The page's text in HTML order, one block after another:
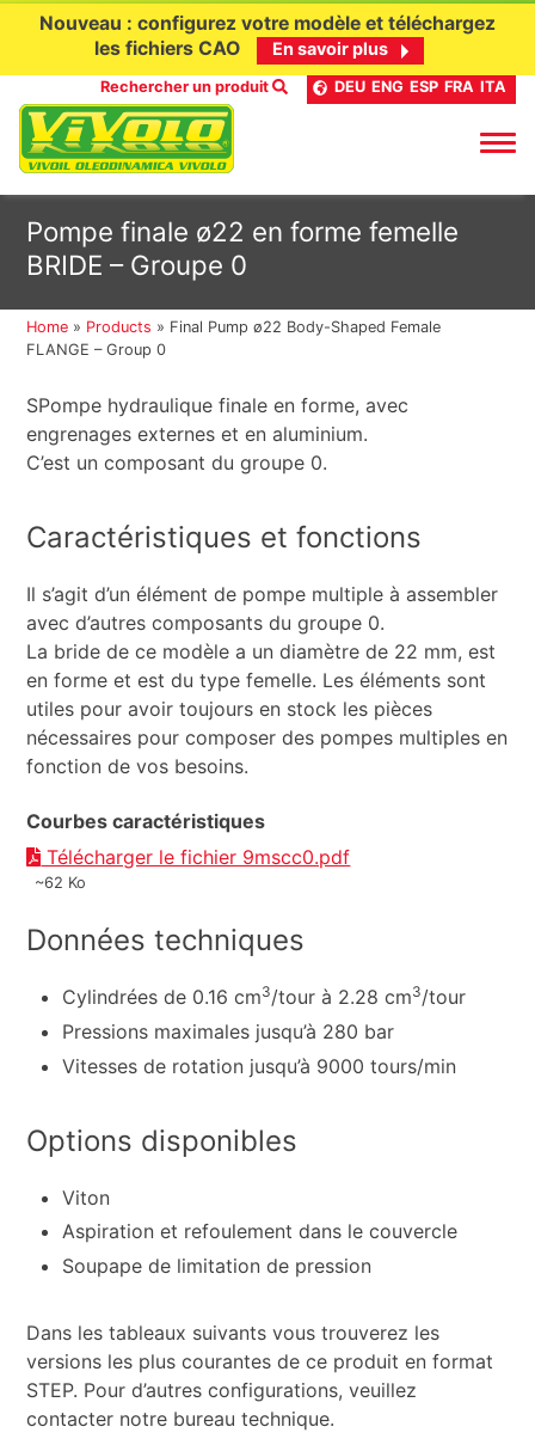
contenu
Nouveau : configurez votre modèle et téléchargez
les fichiers CAO
En savoir plus
Rechercher un produit DEU ENG ESP FRA ITA
Pompe finale ø22 en forme femelle
BRIDE – Groupe 0
Home » Products » Final Pump ø22 Body-Shaped Female
FLANGE – Group 0
SPompe hydraulique finale en forme, avec
engrenages externes et en aluminium.
C’est un composant du groupe 0.
Caractéristiques et fonctions
Il s’agit d’un élément de pompe multiple à assembler
avec d’autres composants du groupe 0.
La bride de ce modèle a un diamètre de 22 mm, est
en forme et est du type femelle. Les éléments sont
utiles pour avoir toujours en stock les pièces
nécessaires pour composer des pompes multiples en
fonction de vos besoins.
Courbes caractéristiques
Télécharger le fichier 9mscc0.pdf
~62 Ko
Données techniques
Cylindrées de 0.16 cm3/tour à 2.28 cm3/tour
Pressions maximales jusqu’à 280 bar
Vitesses de rotation jusqu’à 9000 tours/min
Options disponibles
Viton
Aspiration et refoulement dans le couvercle
Soupape de limitation de pression
Dans les tableaux suivants vous trouverez les
versions les plus courantes de ce produit en format
STEP. Pour d’autres configurations, veuillez
contacter notre bureau technique.